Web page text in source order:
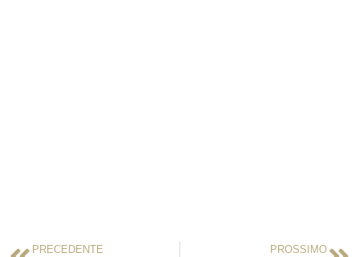
PRECEDENTE PROSSIMO